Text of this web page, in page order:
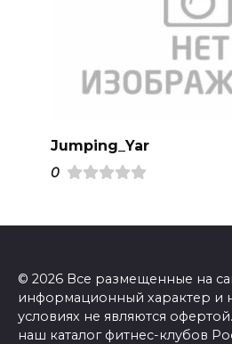
Jumping_Yar
0
© 2026 Все размещенные на
информационный характер и
условиях не являются
наш каталог фитнес-клубов